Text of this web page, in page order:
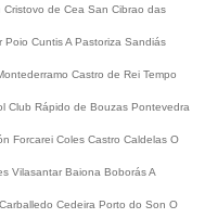
Cristovo de Cea San Cibrao das
Poio CuntisA Pastoriza Sandiás
Castro de Rei Tempo
Club Rápido de Bouzas Pontevedra
Forcarei Coles Castro Caldelas O
Vilasantar Baiona BoborásA
Carballedo Cedeira Porto do Son O